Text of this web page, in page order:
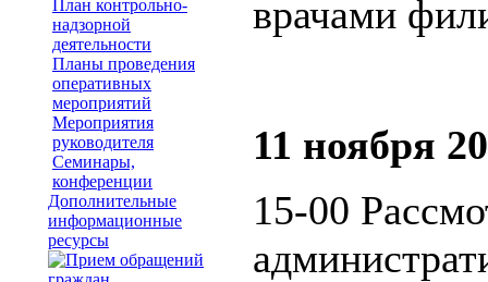
План контрольно-
надзорной
деятельности
Планы проведения
оперативных
мероприятий
Мероприятия
руководителя
Семинары,
конференции
Дополнительные
информационные
ресурсы
врачами
11 ноября
15-00